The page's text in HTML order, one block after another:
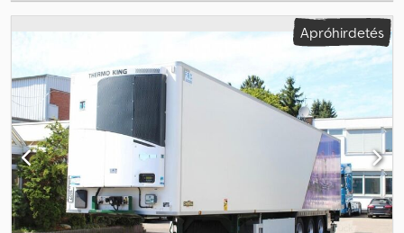
Apróhirdetés